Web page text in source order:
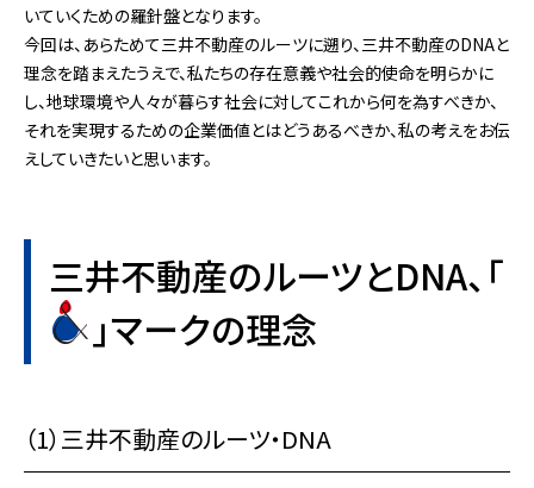
いていくための羅針盤となります。
今回は、あらためて三井不動産のルーツに遡り、三井不動産のDNAと
理念を踏まえたうえで、私たちの存在意義や社会的使命を明らかに
し、地球環境や人々が暮らす社会に対してこれから何を為すべきか、
それを実現するための企業価値とはどうあるべきか、私の考えをお伝
えしていきたいと思います。
三井不動産のルーツとDNA、「
」マークの理念
（1）三井不動産のルーツ・DNA